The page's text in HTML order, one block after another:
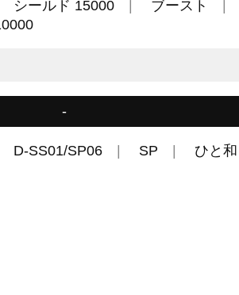
シールド 15000
ブースト
-
D-SS01/SP06 SP ひと和